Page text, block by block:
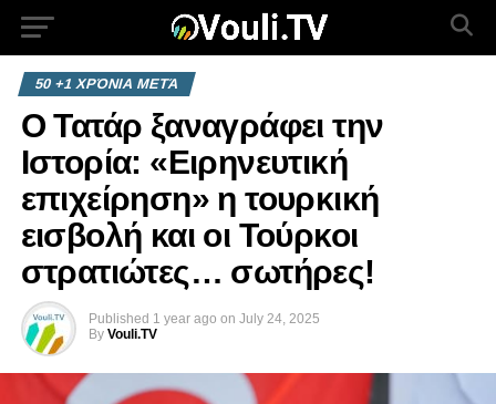
50 +1 ΧΡΌΝΙΑ ΜΕΤΆ
Ο Τατάρ ξαναγράφει την
Ιστορία: «Ειρηνευτική
επιχείρηση» η τουρκική
εισβολή και οι Τούρκοι
στρατιώτες… σωτήρες!
Published 1 year ago on July 24, 2025
By Vouli.TV